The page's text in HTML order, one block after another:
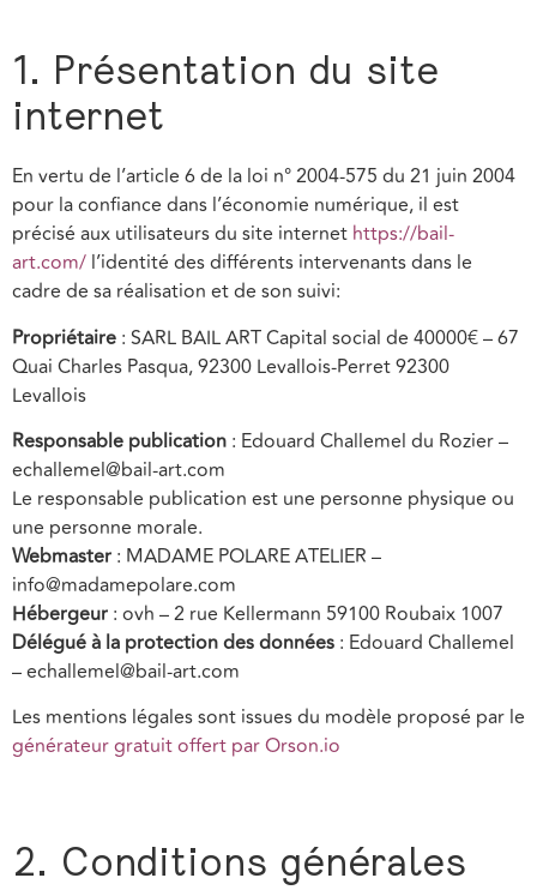
1. Présentation du site
internet
En vertu de l’article 6 de la loi n° 2004-575 du 21 juin 2004
pour la confiance dans l’économie numérique, il est
précisé aux utilisateurs du site internet https://bail-
art.com/ l’identité des différents intervenants dans le
cadre de sa réalisation et de son suivi:
Propriétaire : SARL BAIL ART Capital social de 40000€ – 67
Quai Charles Pasqua, 92300 Levallois-Perret 92300
Levallois
Responsable publication : Edouard Challemel du Rozier –
echallemel@bail-art.com
Le responsable publication est une personne physique ou
une personne morale.
Webmaster : MADAME POLARE ATELIER –
info@madamepolare.com
Hébergeur : ovh – 2 rue Kellermann 59100 Roubaix 1007
Délégué à la protection des données : Edouard Challemel
– echallemel@bail-art.com
Les mentions légales sont issues du modèle proposé par le
générateur gratuit offert par Orson.io
2. Conditions générales